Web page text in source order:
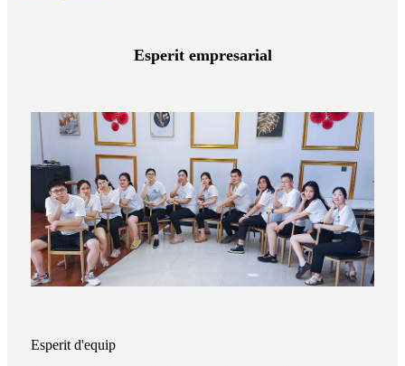
Esperit empresarial
Esperit d'equip